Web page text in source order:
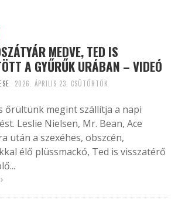
MEDVE, TED IS
A GYŰRŰK URÁBAN – VIDEÓ
2026. ÁPRILIS 23. CSÜTÖRTÖK
őrültünk megint szállítja a napi
Leslie Nielsen, Mr. Bean, Ace
után a szexéhes, obszcén,
élő plüssmackó, Ted is visszatérő